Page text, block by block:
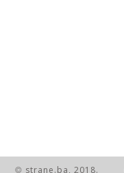
© strane.ba, 2018.